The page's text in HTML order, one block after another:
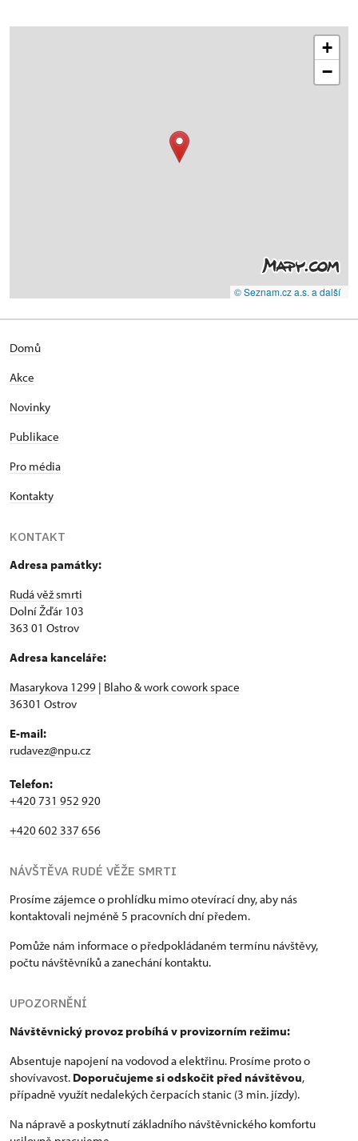
+
−
© Seznam.cz a.s. a další
Domů
Akce
Novinky
Publikace
Pro média
Kontakty
KONTAKT
Adresa památky:
Rudá věž smrti
Dolní Žďár 103
363 01 Ostrov
Adresa kanceláře:
Masarykova 1299 | Blaho & work cowork space
36301 Ostrov
E-mail:
rudavez@npu.cz
Telefon:
+420 731 952 920
+420 602 337 656
NÁVŠTĚVA RUDÉ VĚŽE SMRTI
Prosíme zájemce o prohlídku mimo otevírací dny, aby nás
kontaktovali nejméně 5 pracovních dní předem.
Pomůže nám informace o předpokládaném termínu návštěvy,
počtu návštěvníků a zanechání kontaktu.
UPOZORNĚNÍ
Návštěvnický provoz probíhá v provizorním režimu:
Absentuje napojení na vodovod a elektřinu. Prosíme proto o
shovívavost. Doporučujeme si odskočit před návštěvou,
případně využít nedalekých čerpacích stanic (3 min. jízdy).
Na nápravě a poskytnutí základního návštěvnického komfortu